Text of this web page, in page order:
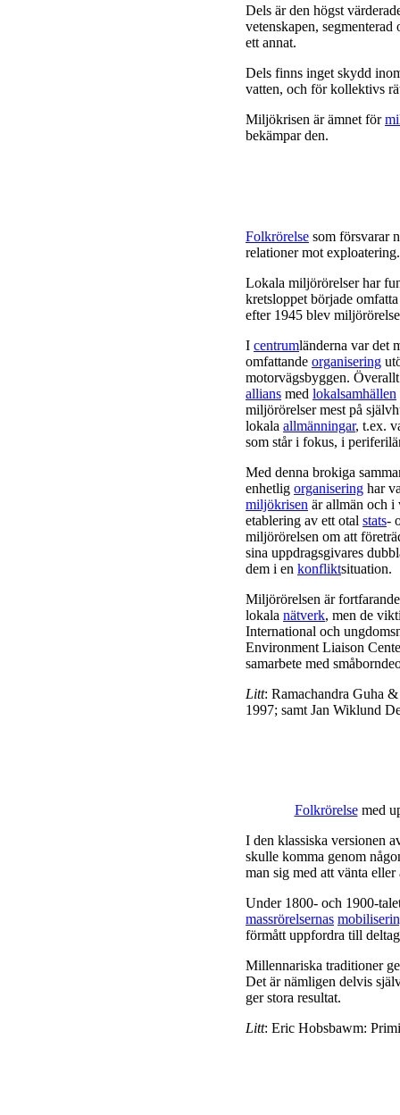
Dels är den högst
vetenskapen,
ett annat.
Dels finns inget skydd
vatten, och för kollektivs
Miljökrisen är ämnet för
bekämpar den.
Folkrörelse som försvarar
relationer mot exploatering.
Lokala miljörörelser har
kretsloppet började
efter 1945 blev
I centrumländerna var det
omfattande organisering
motorvägsbyggen.
allians med lokalsamhällen
miljörörelser mest på
lokala allmänningar, t.ex.
som står i fokus, i
Med denna brokiga
enhetlig organisering har
miljökrisen är allmän och i
etablering av ett otal stats-
miljörörelsen om att
sina uppdragsgivares
dem i en konfliktsituation.
Miljörörelsen är
lokala nätverk, men de
International och
Environment Liaison
samarbete med
Litt: Ramachandra Guha
1997; samt Jan Wiklund
Folkrörelsemed
I den klassiska versionen
skulle komma genom
man sig med att vänta
Under 1800- och 1900-
massrörelsernas
förmått uppfordra till
Millennariska traditioner
Det är nämligen delvis
ger stora resultat.
Litt: Eric Hobsbawm: